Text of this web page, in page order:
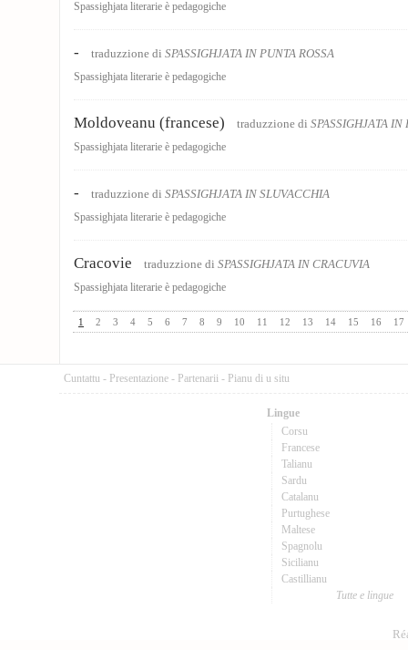
Spassighjata literarie è pedagogiche
- traduzzione di SPASSIGHJATA IN PUNTA ROSSA
Spassighjata literarie è pedagogiche
Moldoveanu (francese) traduzzione di SPASSIGHJATA
Spassighjata literarie è pedagogiche
- traduzzione di SPASSIGHJATA IN SLUVACCHIA
Spassighjata literarie è pedagogiche
Cracovie traduzzione di SPASSIGHJATA IN CRACUVIA
Spassighjata literarie è pedagogiche
1 2 3 4 5 6 7 8 9 10 11 12 13 14 15 16 17
Cuntattu - Presentazione - Partenarii - Pianu di u situ
Lingue
Corsu
Francese
Talianu
Sardu
Catalanu
Purtughese
Maltese
Spagnolu
Sicilianu
Castillianu
Tutte e lingue